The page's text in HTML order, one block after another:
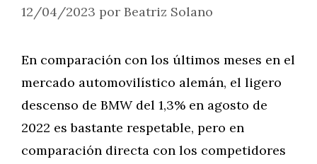
12/04/2023 por Beatriz Solano
En comparación con los últimos meses en el
mercado automovilístico alemán, el ligero
descenso de BMW del 1,3% en agosto de
2022 es bastante respetable, pero en
comparación directa con los competidores